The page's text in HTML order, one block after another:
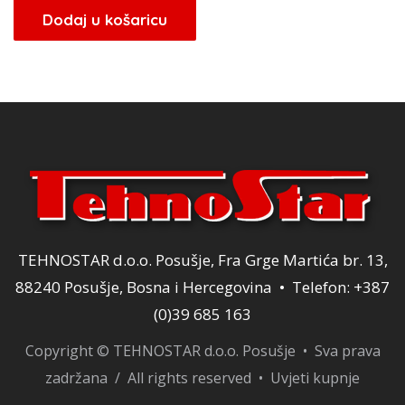
bila
je:
34,00 KM.
Dodaj u košaricu
TEHNOSTAR d.o.o. Posušje, Fra Grge Martića br. 13,
88240 Posušje, Bosna i Hercegovina • Telefon: +387
(0)39 685 163
Copyright © TEHNOSTAR d.o.o. Posušje • Sva prava
zadržana / All rights reserved • Uvjeti kupnje